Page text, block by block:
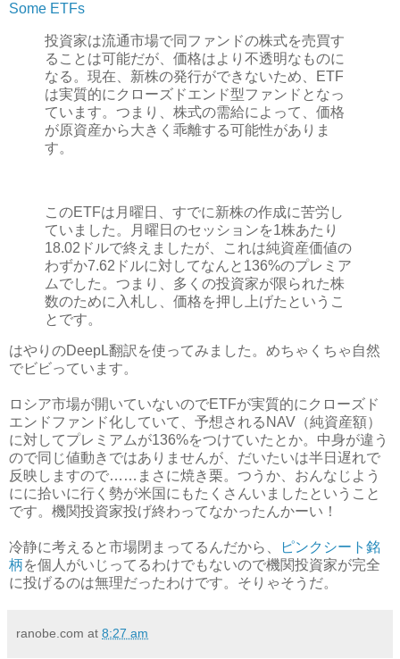
Some ETFs
投資家は流通市場で同ファンドの株式を売買す
ることは可能だが、価格はより不透明なものに
なる。現在、新株の発行ができないため、ETF
は実質的にクローズドエンド型ファンドとなっ
ています。つまり、株式の需給によって、価格
が原資産から大きく乖離する可能性がありま
す。
このETFは月曜日、すでに新株の作成に苦労し
ていました。月曜日のセッションを1株あたり
18.02ドルで終えましたが、これは純資産価値の
わずか7.62ドルに対してなんと136%のプレミア
ムでした。つまり、多くの投資家が限られた株
数のために入札し、価格を押し上げたというこ
とです。
はやりのDeepL翻訳を使ってみました。めちゃくちゃ自然
でビビっています。
ロシア市場が開いていないのでETFが実質的にクローズド
エンドファンド化していて、予想されるNAV（純資産額）
に対してプレミアムが136%をつけていたとか。中身が違う
ので同じ値動きではありませんが、だいたいは半日遅れで
反映しますので……まさに焼き栗。つうか、おんなじよう
にに拾いに行く勢が米国にもたくさんいましたということ
です。機関投資家投げ終わってなかったんかーい！
冷静に考えると市場閉まってるんだから、
ピンクシート銘
柄を個人がいじってるわけでもないので機関投資家が完全
に投げるのは無理だったわけです。そりゃそうだ。
ranobe.com at 8:27 am